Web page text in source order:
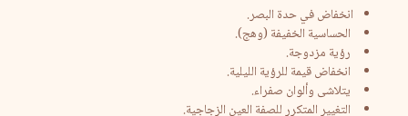
انخفاض في حدة البصر.
الحساسية الخفيفة (وهج).
رؤية مزدوجة.
انخفاض قيمة للرؤية الليلية.
يتلاشى وألوان صفراء.
التغيير المتكرر للصفة العين الزجاجية.